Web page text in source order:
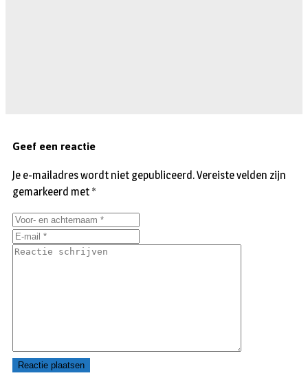
Geef een reactie
Je e-mailadres wordt niet gepubliceerd.Vereiste velden zijn
gemarkeerd met *